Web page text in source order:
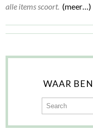
alle items scoort. (meer…)
WAAR